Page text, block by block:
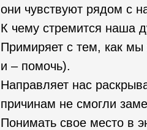
они чувствуют рядом с
К чему стремится наша
Примиряет с тем, как мы
и – помочь).
Направляет нас
причинам не смогли
Понимать свое место в